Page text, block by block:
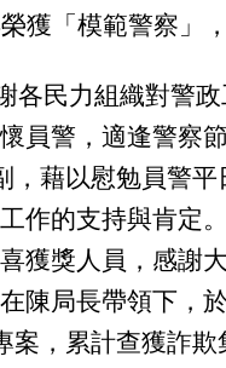
獲「模範警察」
各民力組織對警
員警，適逢警察
，藉以慰勉員警
作的支持與肯定。
獎人員，感謝大
陳局長帶領下，
案，累計查獲詐